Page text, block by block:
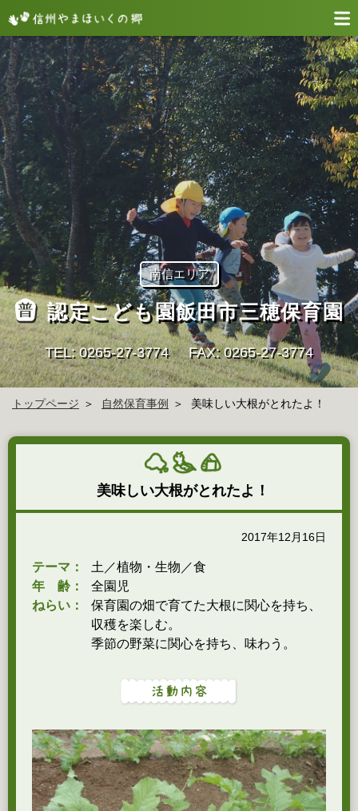
南信エリア
認定こども園飯田市三穂保育園
TEL: 0265-27-3774 FAX: 0265-27-3774
トップページ 自然保育事例 美味しい大根がとれたよ！
美味しい大根がとれたよ！
2017年12月16日
テーマ：
土／植物・生物／食
年 齢：
全園児
ねらい：
保育園の畑で育てた大根に関心を持ち、
収穫を楽しむ。
季節の野菜に関心を持ち、味わう。